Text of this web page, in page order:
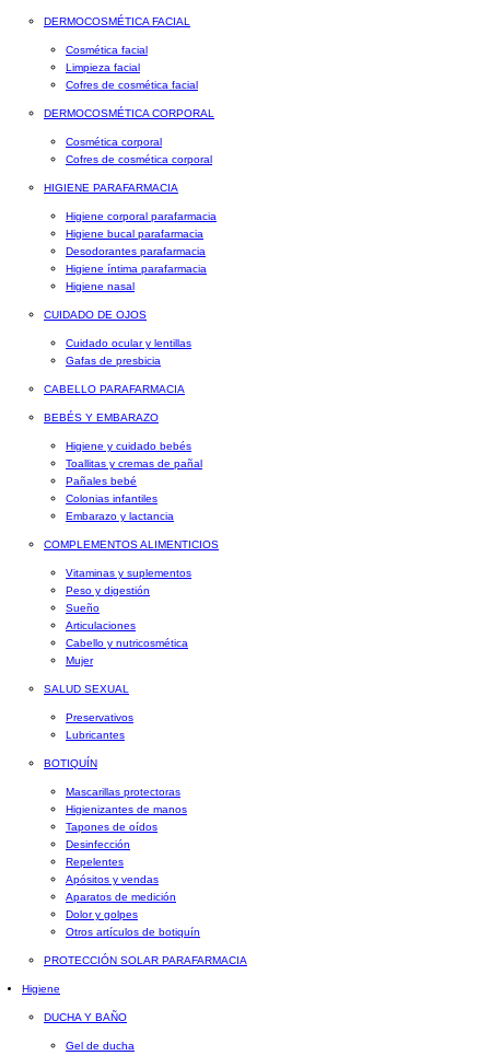
DERMOCOSMÉTICA FACIAL
Cosmética facial
Limpieza facial
Cofres de cosmética facial
DERMOCOSMÉTICA CORPORAL
Cosmética corporal
Cofres de cosmética corporal
HIGIENE PARAFARMACIA
Higiene corporal parafarmacia
Higiene bucal parafarmacia
Desodorantes parafarmacia
Higiene íntima parafarmacia
Higiene nasal
CUIDADO DE OJOS
Cuidado ocular y lentillas
Gafas de presbicia
CABELLO PARAFARMACIA
BEBÉS Y EMBARAZO
Higiene y cuidado bebés
Toallitas y cremas de pañal
Pañales bebé
Colonias infantiles
Embarazo y lactancia
COMPLEMENTOS ALIMENTICIOS
Vitaminas y suplementos
Peso y digestión
Sueño
Articulaciones
Cabello y nutricosmética
Mujer
SALUD SEXUAL
Preservativos
Lubricantes
BOTIQUÍN
Mascarillas protectoras
Higienizantes de manos
Tapones de oídos
Desinfección
Repelentes
Apósitos y vendas
Aparatos de medición
Dolor y golpes
Otros artículos de botiquín
PROTECCIÓN SOLAR PARAFARMACIA
Higiene
DUCHA Y BAÑO
Gel de ducha